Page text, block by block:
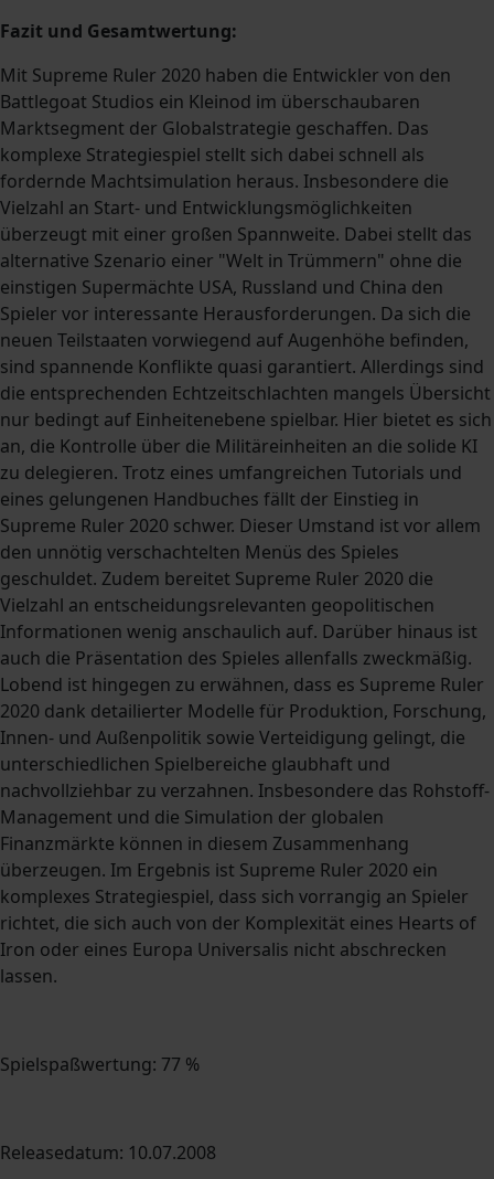
Fazit und Gesamtwertung:
Mit Supreme Ruler 2020 haben die Entwickler von den
Battlegoat Studios ein Kleinod im überschaubaren
Marktsegment der Globalstrategie geschaffen. Das
komplexe Strategiespiel stellt sich dabei schnell als
fordernde Machtsimulation heraus. Insbesondere die
Vielzahl an Start- und Entwicklungsmöglichkeiten
überzeugt mit einer großen Spannweite. Dabei stellt das
alternative Szenario einer "Welt in Trümmern" ohne die
einstigen Supermächte USA, Russland und China den
Spieler vor interessante Herausforderungen. Da sich die
neuen Teilstaaten vorwiegend auf Augenhöhe befinden,
sind spannende Konflikte quasi garantiert. Allerdings sind
die entsprechenden Echtzeitschlachten mangels Übersicht
nur bedingt auf Einheitenebene spielbar. Hier bietet es sich
an, die Kontrolle über die Militäreinheiten an die solide KI
zu delegieren. Trotz eines umfangreichen Tutorials und
eines gelungenen Handbuches fällt der Einstieg in
Supreme Ruler 2020 schwer. Dieser Umstand ist vor allem
den unnötig verschachtelten Menüs des Spieles
geschuldet. Zudem bereitet Supreme Ruler 2020 die
Vielzahl an entscheidungsrelevanten geopolitischen
Informationen wenig anschaulich auf. Darüber hinaus ist
auch die Präsentation des Spieles allenfalls zweckmäßig.
Lobend ist hingegen zu erwähnen, dass es Supreme Ruler
2020 dank detailierter Modelle für Produktion, Forschung,
Innen- und Außenpolitik sowie Verteidigung gelingt, die
unterschiedlichen Spielbereiche glaubhaft und
nachvollziehbar zu verzahnen. Insbesondere das Rohstoff-
Management und die Simulation der globalen
Finanzmärkte können in diesem Zusammenhang
überzeugen. Im Ergebnis ist Supreme Ruler 2020 ein
komplexes Strategiespiel, dass sich vorrangig an Spieler
richtet, die sich auch von der Komplexität eines Hearts of
Iron oder eines Europa Universalis nicht abschrecken
lassen.
Spielspaßwertung: 77 %
Releasedatum: 10.07.2008